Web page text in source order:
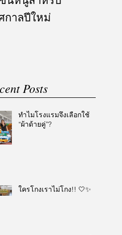
กาลปีใหม่
Posts
ทำไมโรงแรมจึงเลือกใช้
“ผ้าด้ายคู่”?
ใครโกงเราไม่โกง!! 🤍✨